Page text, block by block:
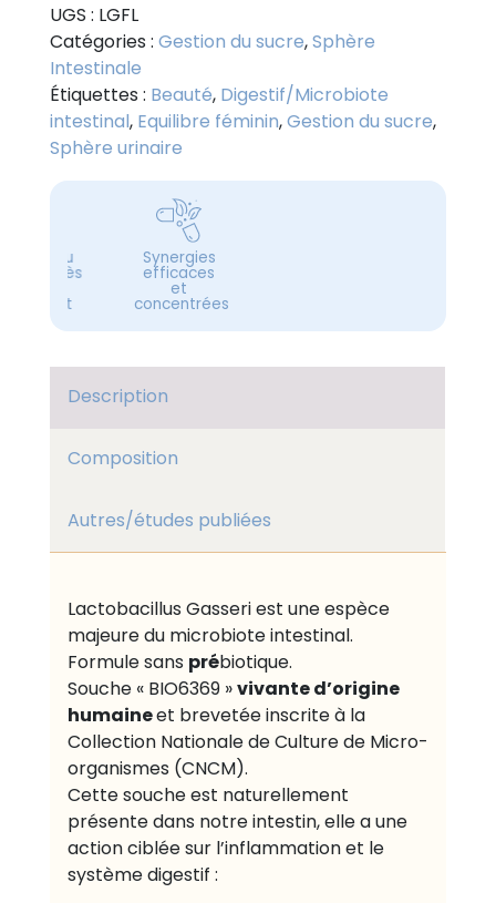
UGS : LGFL
Catégories :Gestion du sucre,Sphère
Intestinale
Étiquettes : Beauté,Digestif/Microbiote
intestinal,Equilibre féminin,Gestion du sucre,
Sphère urinaire
Cadeau
offert dès
d’achat
Synergies
efficaces
et
concentrées
Description
Composition
Autres/études publiées
Lactobacillus Gasseri est une espèce
majeure du microbiote intestinal.
Formule sans prébiotique.
Souche « BIO6369 »vivante d’origine
humaineet brevetée inscrite à la
Collection Nationale de Culture de Micro-
organismes (CNCM).
Cette souche est naturellement
présente dans notre intestin, elle a une
action ciblée sur l’inflammation et le
système digestif :